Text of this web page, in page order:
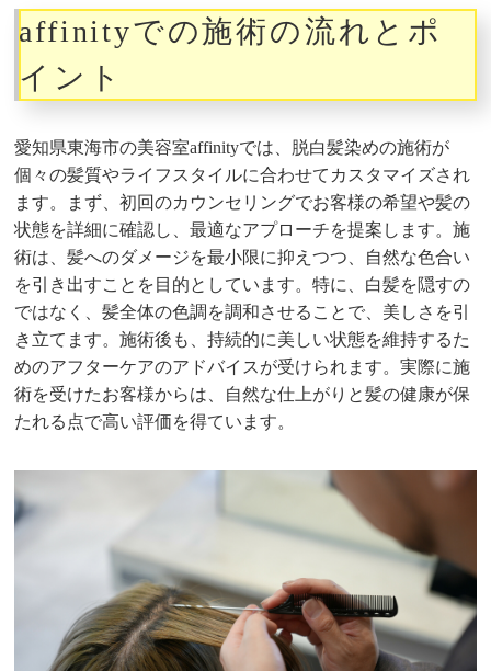
affinityでの施術の流れとポ
イント
愛知県東海市の美容室affinityでは、脱白髪染めの施術が
個々の髪質やライフスタイルに合わせてカスタマイズされ
ます。まず、初回のカウンセリングでお客様の希望や髪の
状態を詳細に確認し、最適なアプローチを提案します。施
術は、髪へのダメージを最小限に抑えつつ、自然な色合い
を引き出すことを目的としています。特に、白髪を隠すの
ではなく、髪全体の色調を調和させることで、美しさを引
き立てます。施術後も、持続的に美しい状態を維持するた
めのアフターケアのアドバイスが受けられます。実際に施
術を受けたお客様からは、自然な仕上がりと髪の健康が保
たれる点で高い評価を得ています。